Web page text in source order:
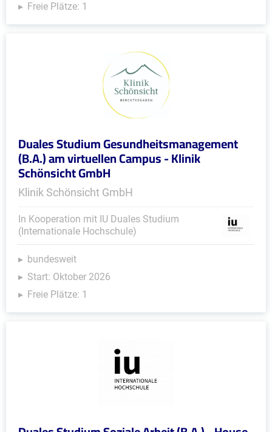
Freie Plätze: 1
Duales Studium Gesundheitsmanagement
(B.A.) am virtuellen Campus - Klinik
Schönsicht GmbH
Klinik Schönsicht GmbH
In Kooperation mit IU Duales Studium
(Internationale Hochschule)
bundesweit
Start: Oktober 2026
Freie Plätze: 1